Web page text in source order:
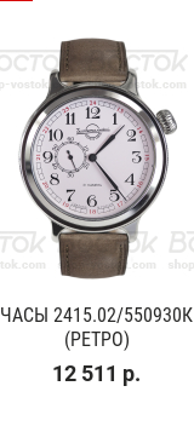
ЧАСЫ 2415.02/550930К
(РЕТРО)
12 511 р.